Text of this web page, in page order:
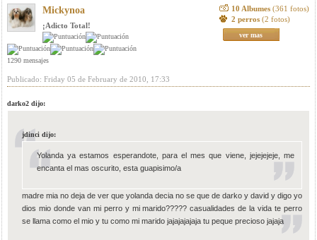
Mickynoa
¡Adicto Total!
1290 mensajes
10 Albumes (361 fotos)
2 perros (2 fotos)
ver mas
Publicado: Friday 05 de February de 2010, 17:33
darko2 dijo:
jdinci dijo:
Yolanda ya estamos esperandote, para el mes que viene, jejejejeje, me
encanta el mas oscurito, esta guapisimo/a
madre mia no deja de ver que yolanda decia no se que de darko y david y digo yo
dios mio donde van mi perro y mi marido????? casualidades de la vida te perro
se llama como el mio y tu como mi marido jajajajajaja tu peque precioso jajaja